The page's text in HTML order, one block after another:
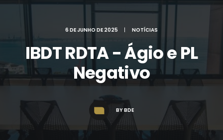
6 DE JUNHO DE 2025 | NOTÍCIAS
IBDT RDTA - Ágio e PL
Negativo
BYBDE